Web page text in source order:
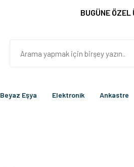
BUGÜNE
Beyaz Eşya Elektronik Ankastre